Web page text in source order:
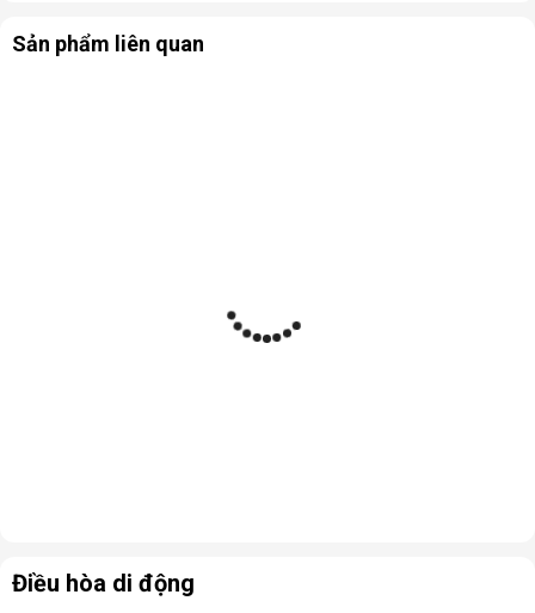
Sản phẩm liên quan
Điều hòa di động